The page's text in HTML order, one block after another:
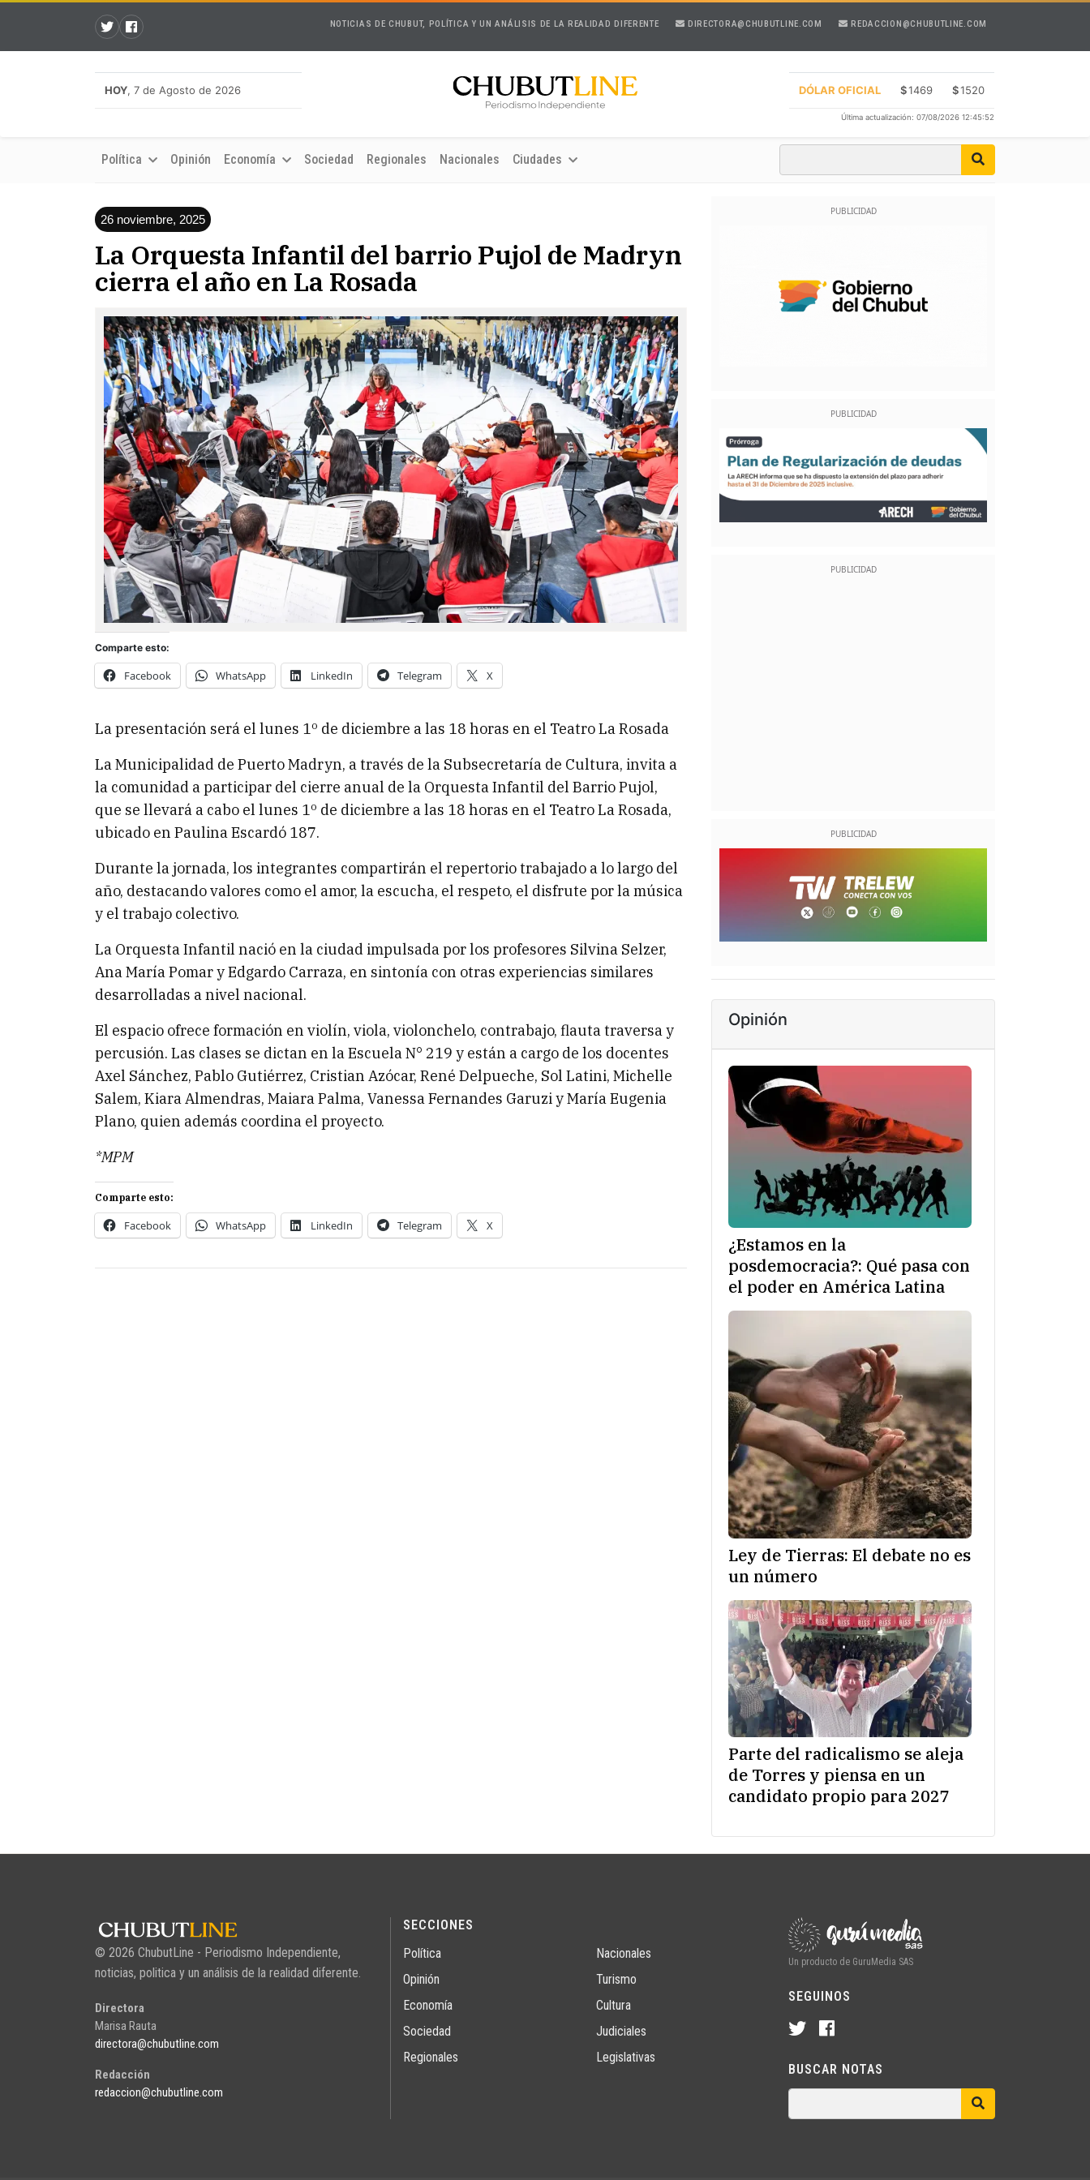
NOTICIAS DE CHUBUT, POLÍTICA Y UN ANÁLISIS DE LA REALIDAD DIFERENTE DIRECTORA@CHUBUTLINE.COM REDACCION@CHUBUTLINE.COM
HOY, 7 de Agosto de 2026 DÓLAR OFICIAL $1469 $1520
Última actualización: 07/08/2026 12:45:52
Política Opinión Economía Sociedad Regionales Nacionales Ciudades
26 noviembre, 2025
La Orquesta Infantil del barrio Pujol de Madryn
cierra el año en La Rosada
Comparte esto:
Facebook WhatsApp LinkedIn Telegram X
La presentación será el lunes 1º de diciembre a las 18 horas en el Teatro La Rosada
La Municipalidad de Puerto Madryn, a través de la Subsecretaría de Cultura, invita a
la comunidad a participar del cierre anual de la Orquesta Infantil del Barrio Pujol,
que se llevará a cabo el lunes 1º de diciembre a las 18 horas en el Teatro La Rosada,
ubicado en Paulina Escardó 187.
Durante la jornada, los integrantes compartirán el repertorio trabajado a lo largo del
año, destacando valores como el amor, la escucha, el respeto, el disfrute por la música
y el trabajo colectivo.
La Orquesta Infantil nació en la ciudad impulsada por los profesores Silvina Selzer,
Ana María Pomar y Edgardo Carraza, en sintonía con otras experiencias similares
desarrolladas a nivel nacional.
El espacio ofrece formación en violín, viola, violonchelo, contrabajo, flauta traversa y
percusión. Las clases se dictan en la Escuela N° 219 y están a cargo de los docentes
Axel Sánchez, Pablo Gutiérrez, Cristian Azócar, René Delpueche, Sol Latini, Michelle
Salem, Kiara Almendras, Maiara Palma, Vanessa Fernandes Garuzi y María Eugenia
Plano, quien además coordina el proyecto.
*MPM
Comparte esto:
Facebook WhatsApp LinkedIn Telegram X
Opinión
¿Estamos en la
posdemocracia?: Qué pasa con
el poder en América Latina
Ley de Tierras: El debate no es
un número
Parte del radicalismo se aleja
de Torres y piensa en un
candidato propio para 2027
© 2026 ChubutLine - Periodismo Independiente,
noticias, politica y un análisis de la realidad diferente.
Directora
Marisa Rauta
directora@chubutline.com
Redacción
redaccion@chubutline.com
SECCIONES
Política
Opinión
Economía
Sociedad
Regionales
Nacionales
Turismo
Cultura
Judiciales
Legislativas
Un producto de GuruMedia SAS
SEGUINOS
BUSCAR NOTAS